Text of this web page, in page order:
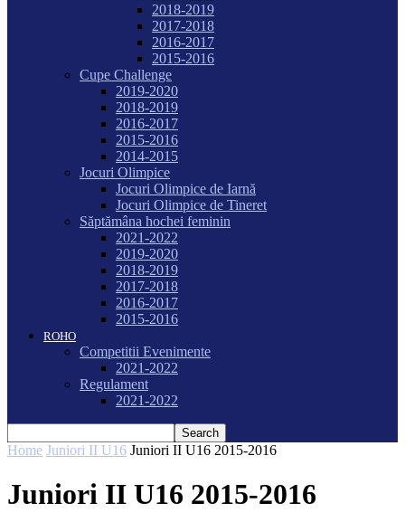
2018-2019
2017-2018
2016-2017
2015-2016
Cupe Challenge
2019-2020
2018-2019
2016-2017
2015-2016
2014-2015
Jocuri Olimpice
Jocuri Olimpice de Iarnă
Jocuri Olimpice de Tineret
Săptămâna hochei feminin
2021-2022
2019-2020
2018-2019
2017-2018
2016-2017
2015-2016
ROHO
Competitii Evenimente
2021-2022
Regulament
2021-2022
Home Juniori II U16 Juniori II U16 2015-2016
Juniori II U16 2015-2016